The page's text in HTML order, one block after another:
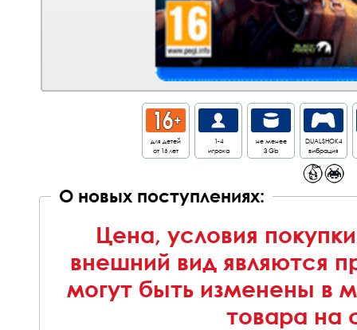
для детей
от 16 лет
1-4
игрока
не менее
3 Gb
DUALSHOK4
вибрация
О новых поступлениях:
Цена, условия
внешний вид являются
могут быть изменены в
товара на